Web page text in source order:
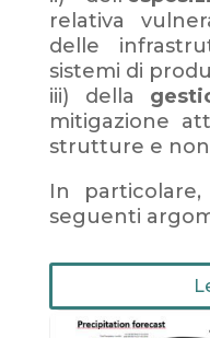
relativa
delle
sistemi di
iii) della
mitigazione
strutture e
In
seguenti